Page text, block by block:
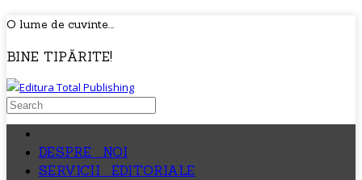
O lume de cuvinte...
BINE TIPĂRITE!
DESPRE NOI
SERVICII EDITORIALE